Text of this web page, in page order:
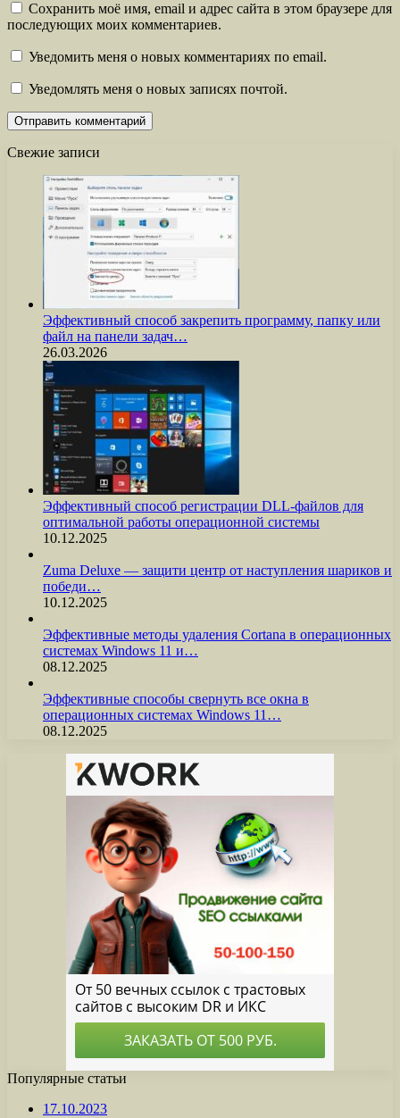
Сохранить моё имя, email и адрес сайта в этом браузере для
последующих моих комментариев.
Уведомить меня о новых комментариях по email.
Уведомлять меня о новых записях почтой.
Свежие записи
Эффективный способ закрепить программу, папку или
файл на панели задач…
26.03.2026
Эффективный способ регистрации DLL-файлов для
оптимальной работы операционной системы
10.12.2025
Zuma Deluxe — защити центр от наступления шариков и
победи…
10.12.2025
Эффективные методы удаления Cortana в операционных
системах Windows 11 и…
08.12.2025
Эффективные способы свернуть все окна в
операционных системах Windows 11…
08.12.2025
Популярные статьи
17.10.2023